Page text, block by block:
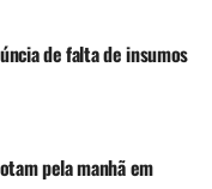
de falta de insumos
pela manhã em